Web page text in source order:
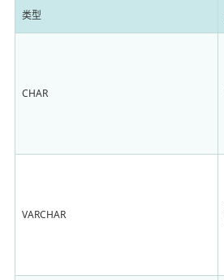
类型
CHAR
VARCHAR